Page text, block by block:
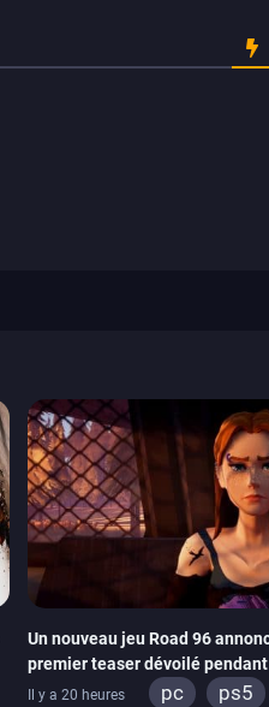
Un nouveau jeu Road 96
premier teaser dévoilé
THQ Nordic
Il y a 20 heures pc
ps5